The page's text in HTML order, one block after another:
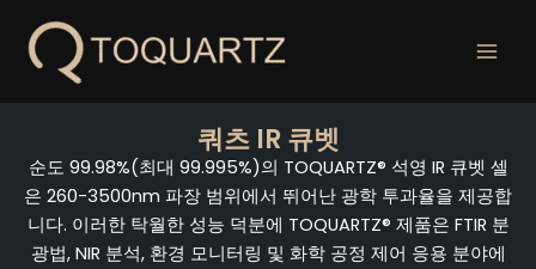
쿼츠 IR 큐벳
순도 99.98%(최대 99.995%)의 TOQUARTZ® 석영 IR 큐벳 셀
은 260-3500nm 파장 범위에서 뛰어난 광학 투과율을 제공합
니다. 이러한 탁월한 성능 덕분에 TOQUARTZ® 제품은 FTIR 분
광법, NIR 분석, 환경 모니터링 및 화학 공정 제어 응용 분야에